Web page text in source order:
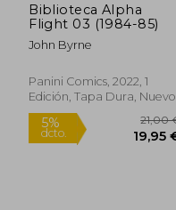
Biblioteca Alpha
Flight 03 (1984-85)
John Byrne
Panini Comics, 2022, 1
Edición, Tapa Dura, Nuevo